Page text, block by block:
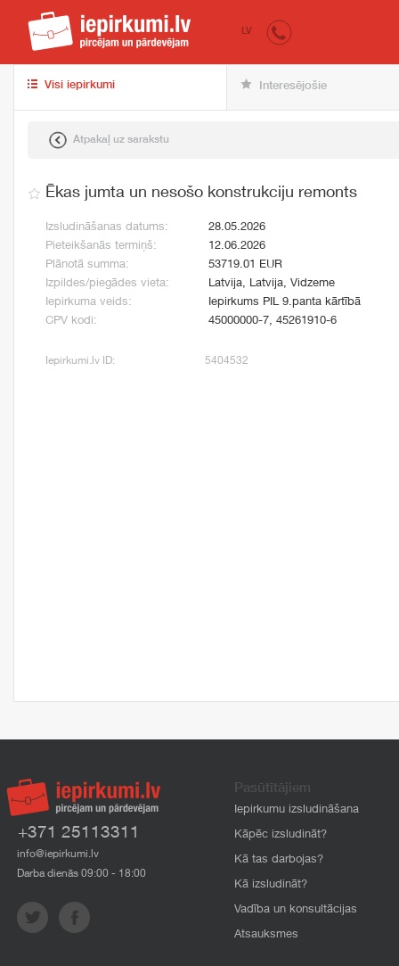
iepirkumi.lv
LV
Visi iepirkumi Interesējošie
Atpakaļ uz sarakstu
Ēkas jumta un nesošo konstrukciju remonts
Izsludināšanas datums:
28.05.2026
Pieteikšanās termiņš:
12.06.2026
Plānotā summa:
53719.01 EUR
Izpildes/piegādes vieta:
Latvija, Latvija, Vidzeme
Iepirkuma veids:
Iepirkums PIL 9.panta kārtībā
CPV kodi:
45000000-7, 45261910-6
Iepirkumi.lv ID: 5404532
+371 25113311
info@iepirkumi.lv
Darba dienās 09:00 - 18:00
Pasūtītājiem
Iepirkumu izsludināšana
Kāpēc izsludināt?
Kā tas darbojas?
Kā izsludināt?
Vadība un konsultācijas
Atsauksmes